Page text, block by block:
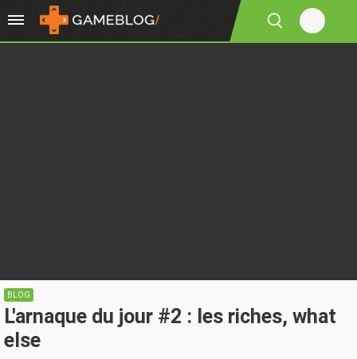
BLOG
L'arnaque du jour #2 : les riches, what
else